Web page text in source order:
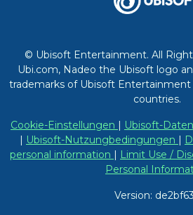
© Ubisoft Entertainment. All
Ubi.com, Nadeo the Ubisoft logo
trademarks of Ubisoft Entertainment
countries.
Cookie-Einstellungen | Ubisoft-
| Ubisoft-Nutzungbedingungen |
personal information | Limit Use /
Personal
Version: